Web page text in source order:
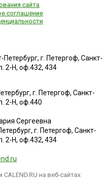
сайта
соглашение
г. Петергоф, Санкт-
2-Н, оф.432, 434
г. Петергоф, Санкт-
2-Н, оф.440
Сергеевна
г. Петергоф, Санкт-
2-Н, оф.432, 434
на веб-сайтах